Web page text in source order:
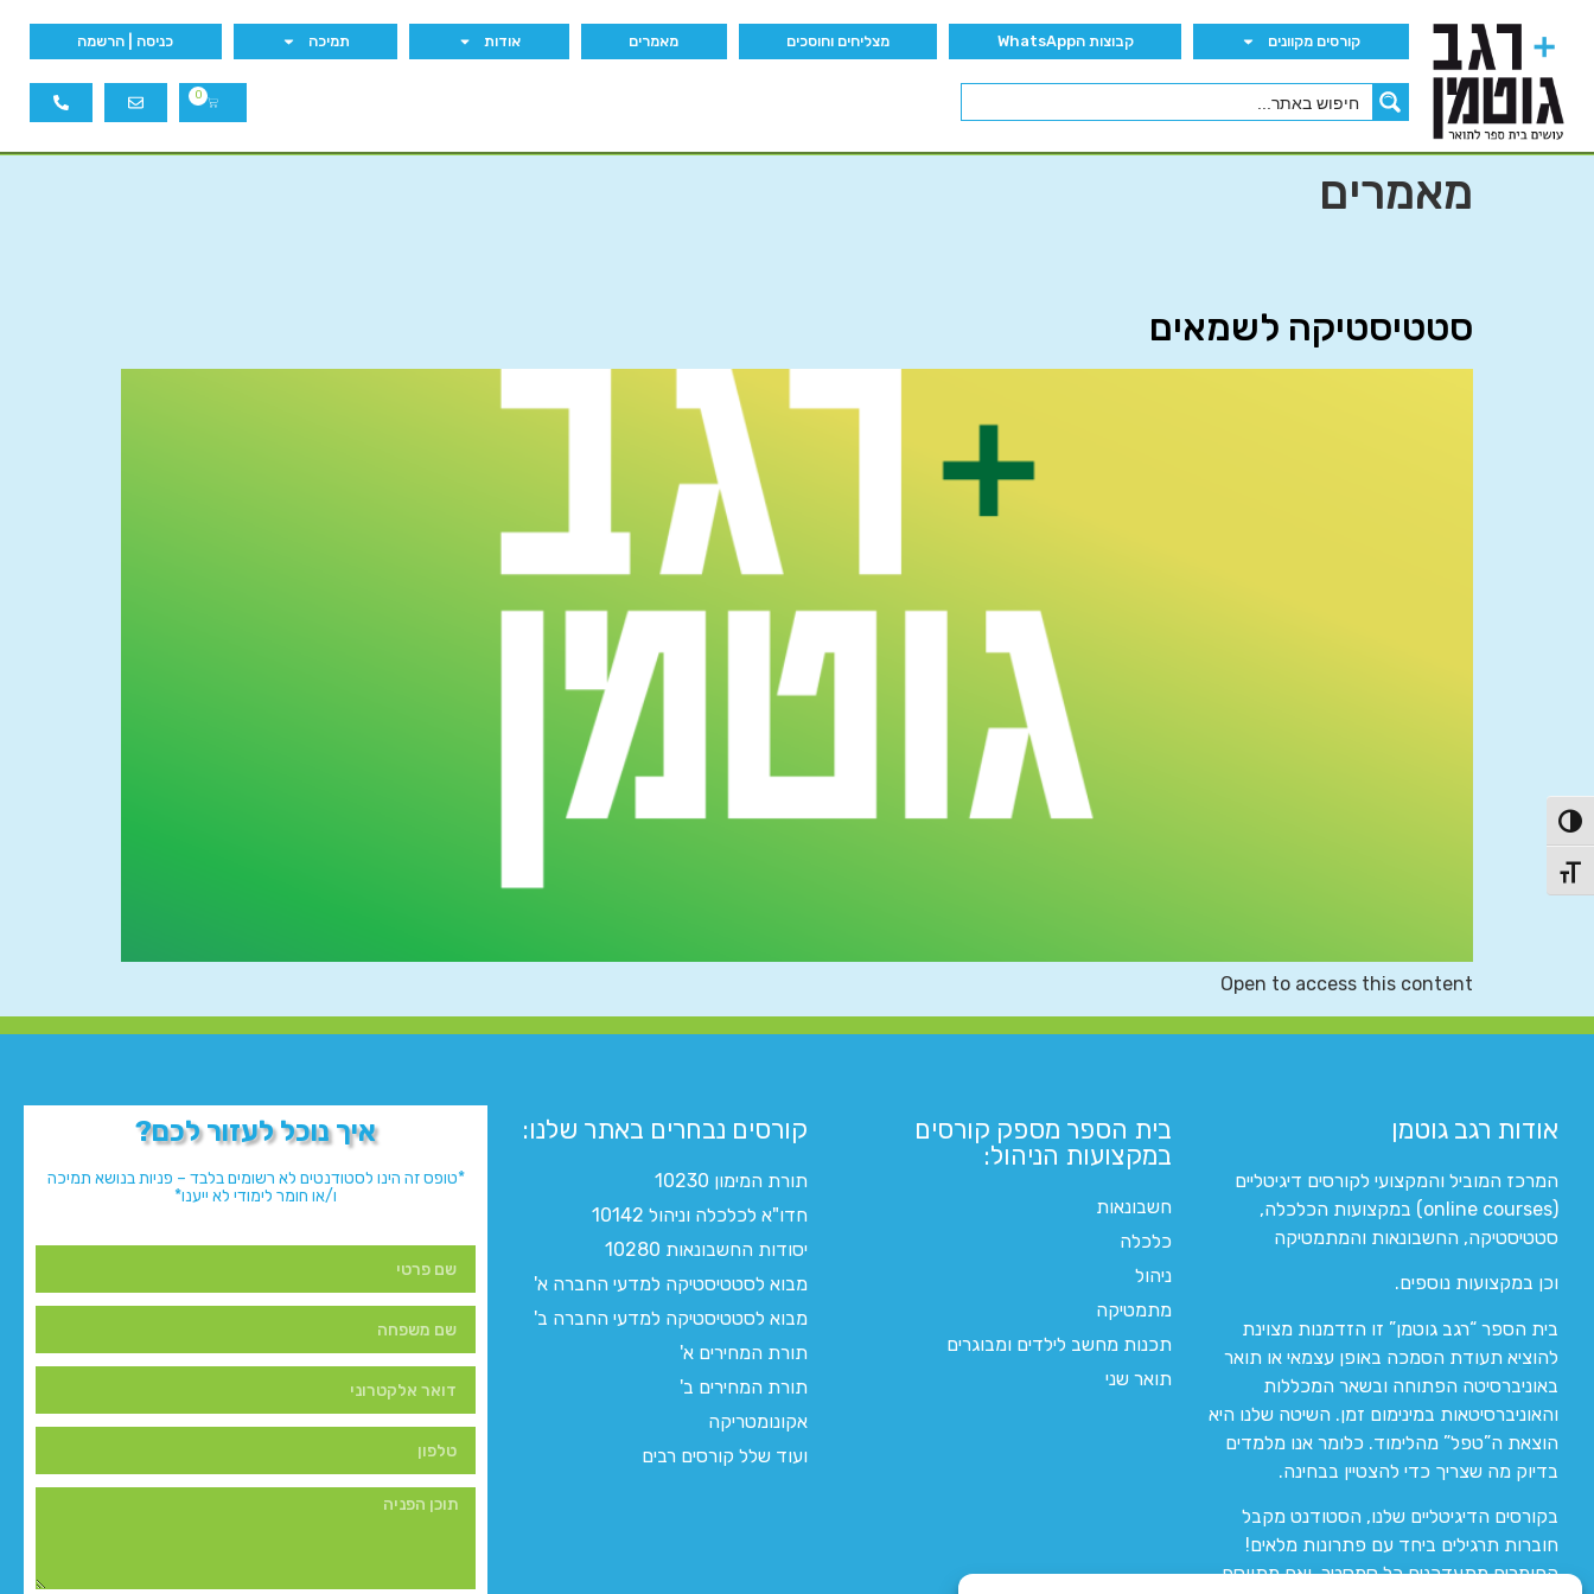
הפעל/כבה ניגודיות גבוהה
מתג גודל גופן
קורסים מקוונים קבוצות הWhatsApp מצליחים וחוסכים מאמרים אודות תמיכה כניסה | הרשמה
0
מאמרים
סטטיסטיקה לשמאים
Open to access this content
אודות רגב גוטמן
המרכז המוביל והמקצועי לקורסים דיגיטליים
(online courses) במקצועות הכלכלה,
סטטיסטיקה, החשבונאות והמתמטיקה
וכן במקצועות נוספים.
בית הספר “רגב גוטמן” זו הזדמנות מצוינת
להוציא תעודת הסמכה באופן עצמאי או תואר
באוניברסיטה הפתוחה ובשאר המכללות
והאוניברסיטאות במינימום זמן. השיטה שלנו היא
הוצאת ה”טפל” מהלימוד. כלומר אנו מלמדים
בדיוק מה שצריך כדי להצטיין בבחינה.
בקורסים הדיגיטליים שלנו, הסטודנט מקבל
חוברות תרגילים ביחד עם פתרונות מלאים!
החומרים מתעדכנים כל סמסטר, ואם מתווסף
בית הספר מספק קורסים
במקצועות הניהול:
חשבונאות
כלכלה
ניהול
מתמטיקה
תכנות מחשב לילדים ומבוגרים
תואר שני
קורסים נבחרים באתר שלנו:​
תורת המימון 10230
חדו"א לכלכלה וניהול 10142
יסודות החשבונאות 10280
מבוא לסטטיסטיקה למדעי החברה א'
מבוא לסטטיסטיקה למדעי החברה ב'
תורת המחירים א'
תורת המחירים ב'
אקונומטריקה
ועוד שלל קורסים רבים
איך נוכל לעזור לכם?
*טופס זה הינו לסטודנטים לא רשומים בלבד – פניות בנושא תמיכה
ו/או חומר לימודי לא ייענו*